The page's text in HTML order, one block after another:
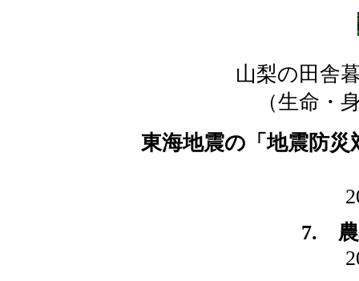
山梨の田舎
（生命・
東海地震の「地震防
7. 農